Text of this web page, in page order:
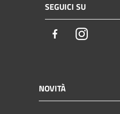
SEGUICI SU
FacebookInstagram
NOVITÀ